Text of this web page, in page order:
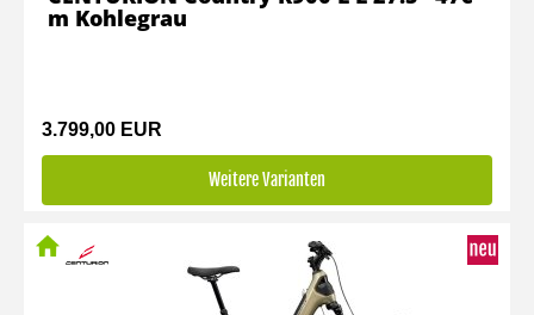
3.799,00 EUR
Weitere Varianten
m Kohlegrau